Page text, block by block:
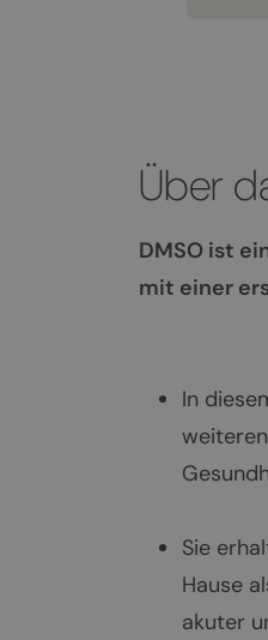
Über
DMSO ist
mit einer
In
Sie
Hause
akuter